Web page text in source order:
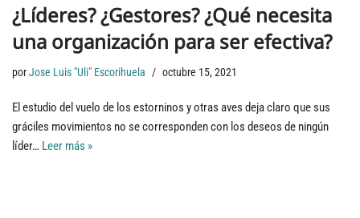
¿Líderes? ¿Gestores? ¿Qué necesita
una organización para ser efectiva?
porJose Luis "Uli" Escorihuela octubre 15, 2021
El estudio del vuelo de los estorninos y otras aves deja claro que sus
gráciles movimientos no se corresponden con los deseos de ningún
líder… Leer más »